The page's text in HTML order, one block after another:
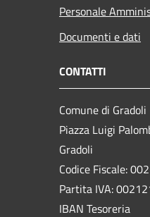
Personale
Documenti e dati
CONTATTI
Comune di Gradoli
Piazza Luigi
Gradoli
Codice Fiscale:
Partita IVA:
IBAN Tesoreria